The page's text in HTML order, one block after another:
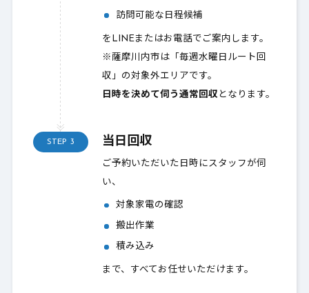
訪問可能な日程候補
をLINEまたはお電話でご案内します。
※薩摩川内市は「毎週水曜日ルート回
収」の対象外エリアです。
日時を決めて伺う通常回収となります。
STEP 3 当日回収
ご予約いただいた日時にスタッフが伺
い、
対象家電の確認
搬出作業
積み込み
まで、すべてお任せいただけます。